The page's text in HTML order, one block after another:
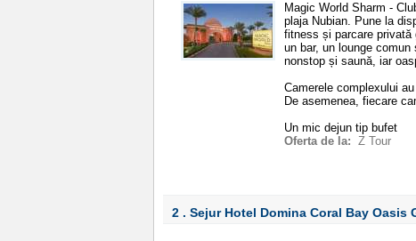
Magic World Sharm -
plaja Nubian. Pune la
fitness și parcare privată
un bar, un lounge
nonstop și saună, iar
Camerele complexului
De asemenea, fiecare
Un mic dejun tip bufet
Oferta de la: Z Tour
2 . Sejur Hotel Domina Coral Bay Oasis